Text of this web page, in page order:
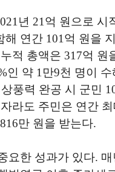
년 21억 원으로 시
해 연간 101억 원을
적 총액은 317억 원
인 약 1만9천 명이
풍력 완공 시 군민
라도 주민은 연간
만 원을 받는다.
요한 성과가 있다.